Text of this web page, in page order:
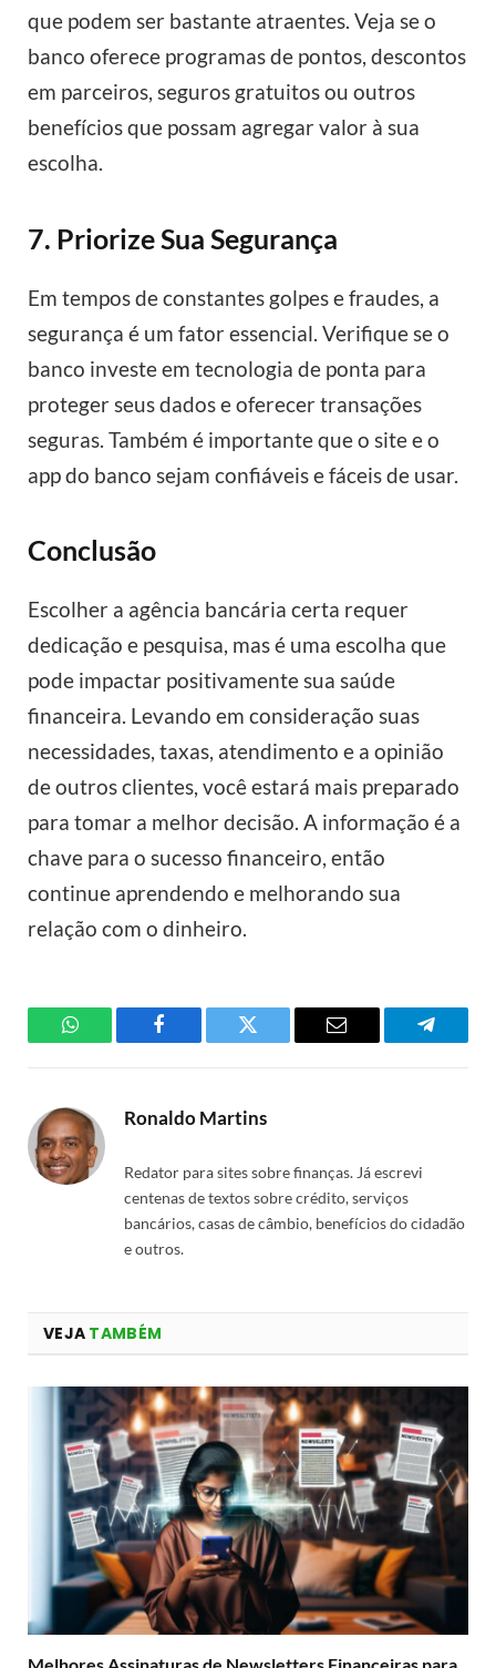
que podem ser bastante atraentes. Veja se o
banco oferece programas de pontos, descontos
em parceiros, seguros gratuitos ou outros
benefícios que possam agregar valor à sua
escolha.
7. Priorize Sua Segurança
Em tempos de constantes golpes e fraudes, a
segurança é um fator essencial. Verifique se o
banco investe em tecnologia de ponta para
proteger seus dados e oferecer transações
seguras. Também é importante que o site e o
app do banco sejam confiáveis e fáceis de usar.
Conclusão
Escolher a agência bancária certa requer
dedicação e pesquisa, mas é uma escolha que
pode impactar positivamente sua saúde
financeira. Levando em consideração suas
necessidades, taxas, atendimento e a opinião
de outros clientes, você estará mais preparado
para tomar a melhor decisão. A informação é a
chave para o sucesso financeiro, então
continue aprendendo e melhorando sua
relação com o dinheiro.
WhatsAppFacebook Twitter Email
Ronaldo Martins
Redator para sites sobre finanças. Já escrevi
centenas de textos sobre crédito, serviços
bancários, casas de câmbio, benefícios do cidadão
e outros.
VEJA TAMBÉM